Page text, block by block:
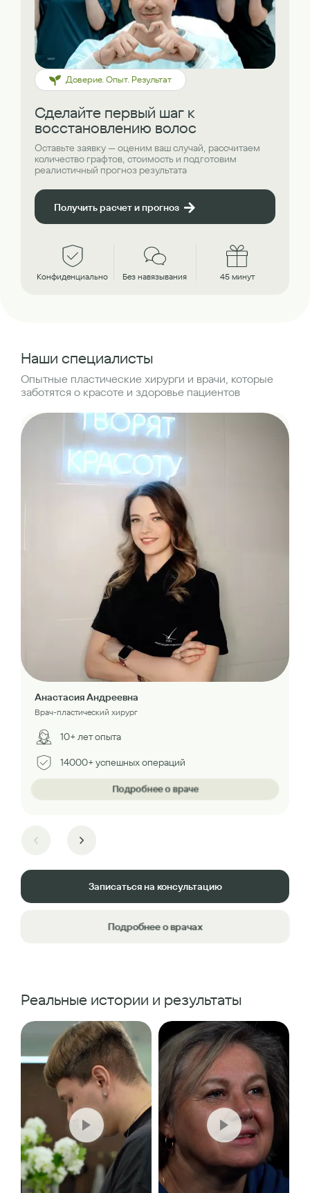
Доверие. Опыт. Результат
Сделайте первый шаг к
восстановлению волос
Оставьте заявку — оценим ваш случай, рассчитаем
количество графтов, стоимость и подготовим
реалистичный прогноз результата
Получить расчет и прогноз
Конфиденциально Без навязывания 45 минут
Наши специалисты
Опытные пластические хирурги и врачи, которые
заботятся о красоте и здоровье пациентов
Анастасия Андреевна
Врач-пластический хирург
10+ лет опыта
14000+ успешных операций
Подробнее о враче
Записаться на консультацию
Подробнее о врачах
Реальные истории и результаты